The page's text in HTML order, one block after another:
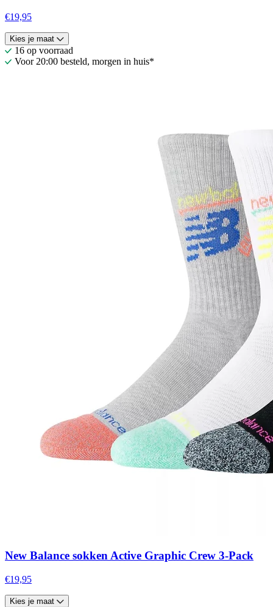
€19,95
Kies je maat
16 op voorraad
Voor 20:00 besteld, morgen in huis*
New Balance sokken Active Graphic Crew 3-Pack
€19,95
Kies je maat